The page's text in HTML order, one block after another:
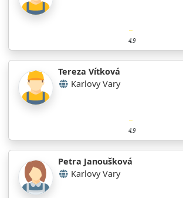
4.9
Tereza Vítková
Karlovy Vary
4.9
Petra Janoušková
Karlovy Vary